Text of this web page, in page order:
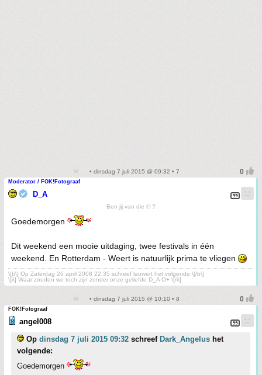
• dinsdag 7 juli 2015 @ 09:32 • 7
Moderator / FOK!Fotograaf
D_A
Ben jij van die © ?
Goedemorgen
Dit weekend een mooie uitdaging, twee festivals in één
weekend. En Rotterdam - Weert is natuurlijk prima te vliegen
\[b\] Op Zaterdag 26 april 2008 22:35 schreef lauwert het volgende:\[/b\]
\[i\] Waar zouden we toch zijn zonder onze geliefde D_A O+ \[/i\]
• dinsdag 7 juli 2015 @ 10:10 • 8
FOK!Fotograaf
angel008
Op dinsdag 7 juli 2015 09:32 schreef Dark_Angelus het
volgende:
Goedemorgen